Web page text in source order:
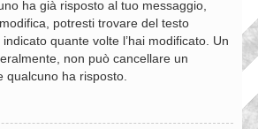
ha già risposto al tuo messaggio,
potresti trovare del testo
quante volte l’hai modificato. Un
non può cancellare un
qualcuno ha risposto.